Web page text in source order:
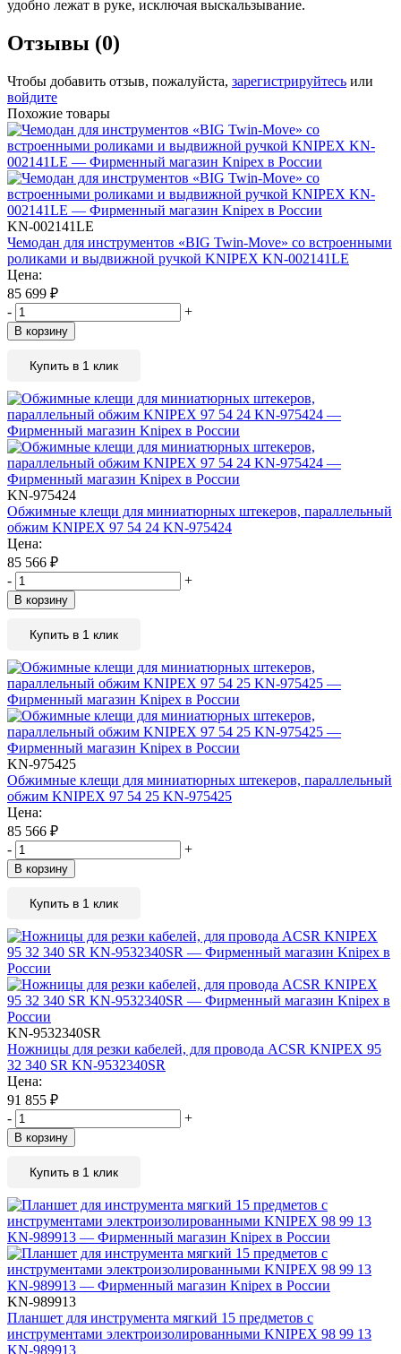
удобно лежат в руке, исключая выскальзывание.
Отзывы (0)
Чтобы добавить отзыв, пожалуйста, зарегистрируйтесь или
войдите
Похожие товары
KN-002141LE
Чемодан для инструментов «BIG Twin-Move» со встроенными
роликами и выдвижной ручкой KNIPEX KN-002141LE
Цена:
85 699 ₽
-
+
В корзину
Купить в 1 клик
KN-975424
Обжимные клещи для миниатюрных штекеров, параллельный
обжим KNIPEX 97 54 24 KN-975424
Цена:
85 566 ₽
-
+
В корзину
Купить в 1 клик
KN-975425
Обжимные клещи для миниатюрных штекеров, параллельный
обжим KNIPEX 97 54 25 KN-975425
Цена:
85 566 ₽
-
+
В корзину
Купить в 1 клик
KN-9532340SR
Ножницы для резки кабелей, для провода ACSR KNIPEX 95
32 340 SR KN-9532340SR
Цена:
91 855 ₽
-
+
В корзину
Купить в 1 клик
KN-989913
Планшет для инструмента мягкий 15 предметов с
инструментами электроизолированными KNIPEX 98 99 13
KN-989913